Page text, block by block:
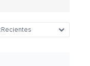
Recientes